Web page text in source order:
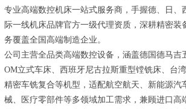
专业高端数控机床一站式服务商，手握德、日、
际一线机床品牌官方一级代理资质，深耕精密装
务覆盖全国高端制造企业。
公司主营全品类高端数控设备，涵盖德国德马吉
OM立式车床、西班牙尼古拉斯重型镗铣床、台
精密车铣复合等机型，适配航空航天、新能源汽
械、医疗零部件等多领域加工需求，兼顾进口高